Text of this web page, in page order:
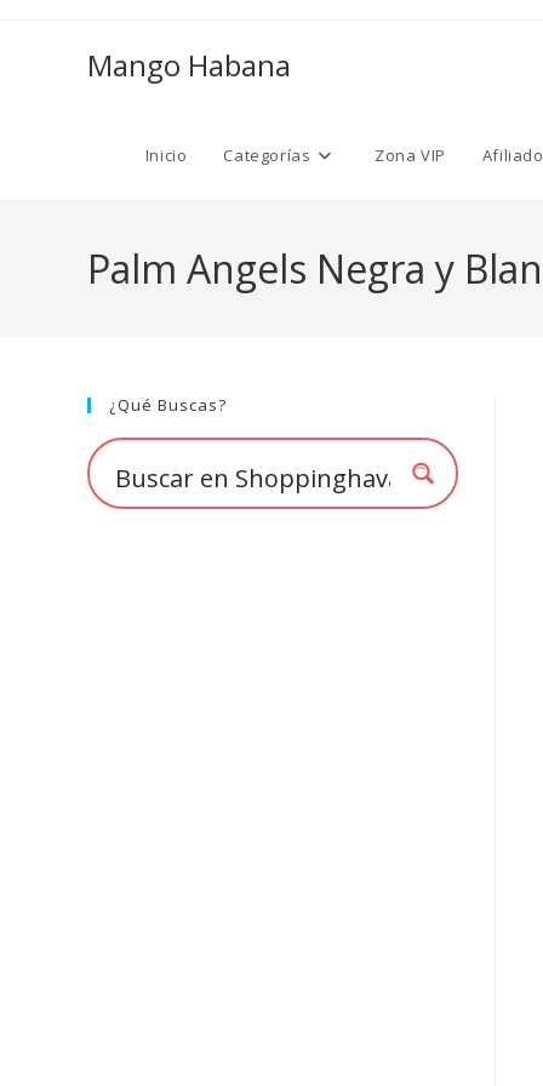
Mango Habana
Inicio Categorías Zona VIP
Palm Angels Negra y
¿Qué Buscas?